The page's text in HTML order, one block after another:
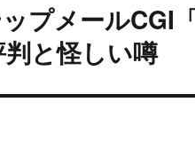
プメール
と怪しい噂